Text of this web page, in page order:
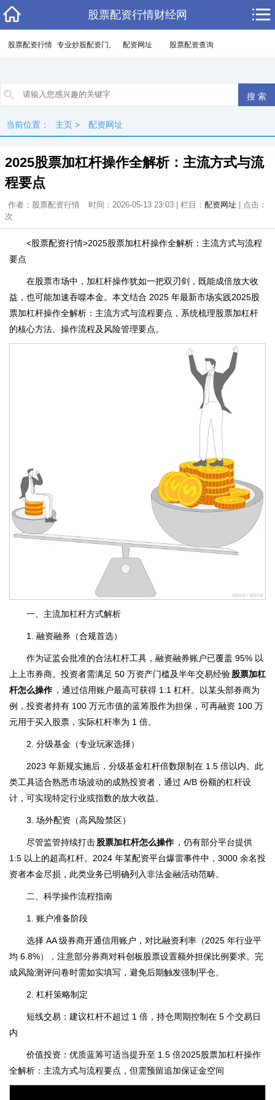
股票配资行情财经网
股票配资行情 专业炒股配资门户 配资网址 股票配资查询
当前位置： 主页 > 配资网址
2025股票加杠杆操作全解析：主流方式与流
程要点
作者：股票配资行情 时间：2026-05-13 23:03 | 栏目： 配资网址 | 点击：
次
<股票配资行情>2025股票加杠杆操作全解析：主流方式与流程
要点
在股票市场中，加杠杆操作犹如一把双刃剑，既能成倍放大收
益，也可能加速吞噬本金。本文结合 2025 年最新市场实践2025股
票加杠杆操作全解析：主流方式与流程要点，系统梳理股票加杠杆
的核心方法、操作流程及风险管理要点。
一、主流加杠杆方式解析
1. 融资融券（合规首选）
作为证监会批准的合法杠杆工具，融资融券账户已覆盖 95% 以
上上市券商。投资者需满足 50 万资产门槛及半年交易经验股票加杠
杆怎么操作 ，通过信用账户最高可获得 1:1 杠杆。以某头部券商为
例，投资者持有 100 万元市值的蓝筹股作为担保，可再融资 100 万
元用于买入股票，实际杠杆率为 1 倍。
2. 分级基金（专业玩家选择）
2023 年新规实施后，分级基金杠杆倍数限制在 1.5 倍以内。此
类工具适合熟悉市场波动的成熟投资者，通过 A/B 份额的杠杆设
计，可实现特定行业或指数的放大收益。
3. 场外配资（高风险禁区）
尽管监管持续打击股票加杠杆怎么操作 ，仍有部分平台提供
1:5 以上的超高杠杆。2024 年某配资平台爆雷事件中，3000 余名投
资者本金尽损，此类业务已明确列入非法金融活动范畴。
二、科学操作流程指南
1. 账户准备阶段
选择 AA 级券商开通信用账户，对比融资利率（2025 年行业平
均 6.8%），注意部分券商对科创板股票设置额外担保比例要求。完
成风险测评问卷时需如实填写，避免后期触发强制平仓。
2. 杠杆策略制定
短线交易：建议杠杆不超过 1 倍，持仓周期控制在 5 个交易日
内
价值投资：优质蓝筹可适当提升至 1.5 倍2025股票加杠杆操作
全解析：主流方式与流程要点，但需预留追加保证金空间